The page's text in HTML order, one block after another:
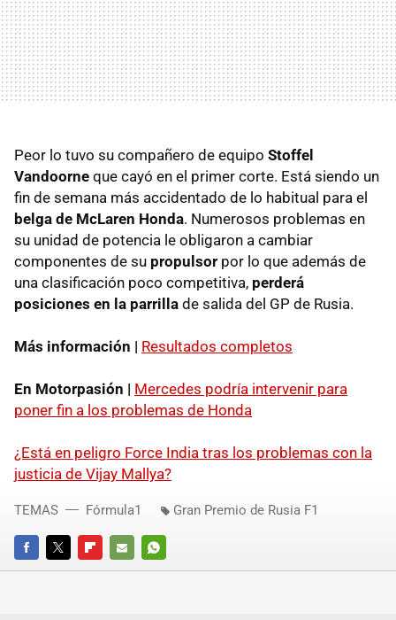
Peor lo tuvo su compañero de equipo Stoffel
Vandoorne que cayó en el primer corte. Está siendo un
fin de semana más accidentado de lo habitual para el
belga de McLaren Honda. Numerosos problemas en
su unidad de potencia le obligaron a cambiar
componentes de su propulsor por lo que además de
una clasificación poco competitiva, perderá
posiciones en la parrilla de salida del GP de Rusia.
Más información | Resultados completos
En Motorpasión | Mercedes podría intervenir para
poner fin a los problemas de Honda
¿Está en peligro Force India tras los problemas con la
justicia de Vijay Mallya?
FACEBOOKTWITTERFLIPBOARD
E-
WHATSAPP
TEMAS Fórmula1 Gran Premio de Rusia F1